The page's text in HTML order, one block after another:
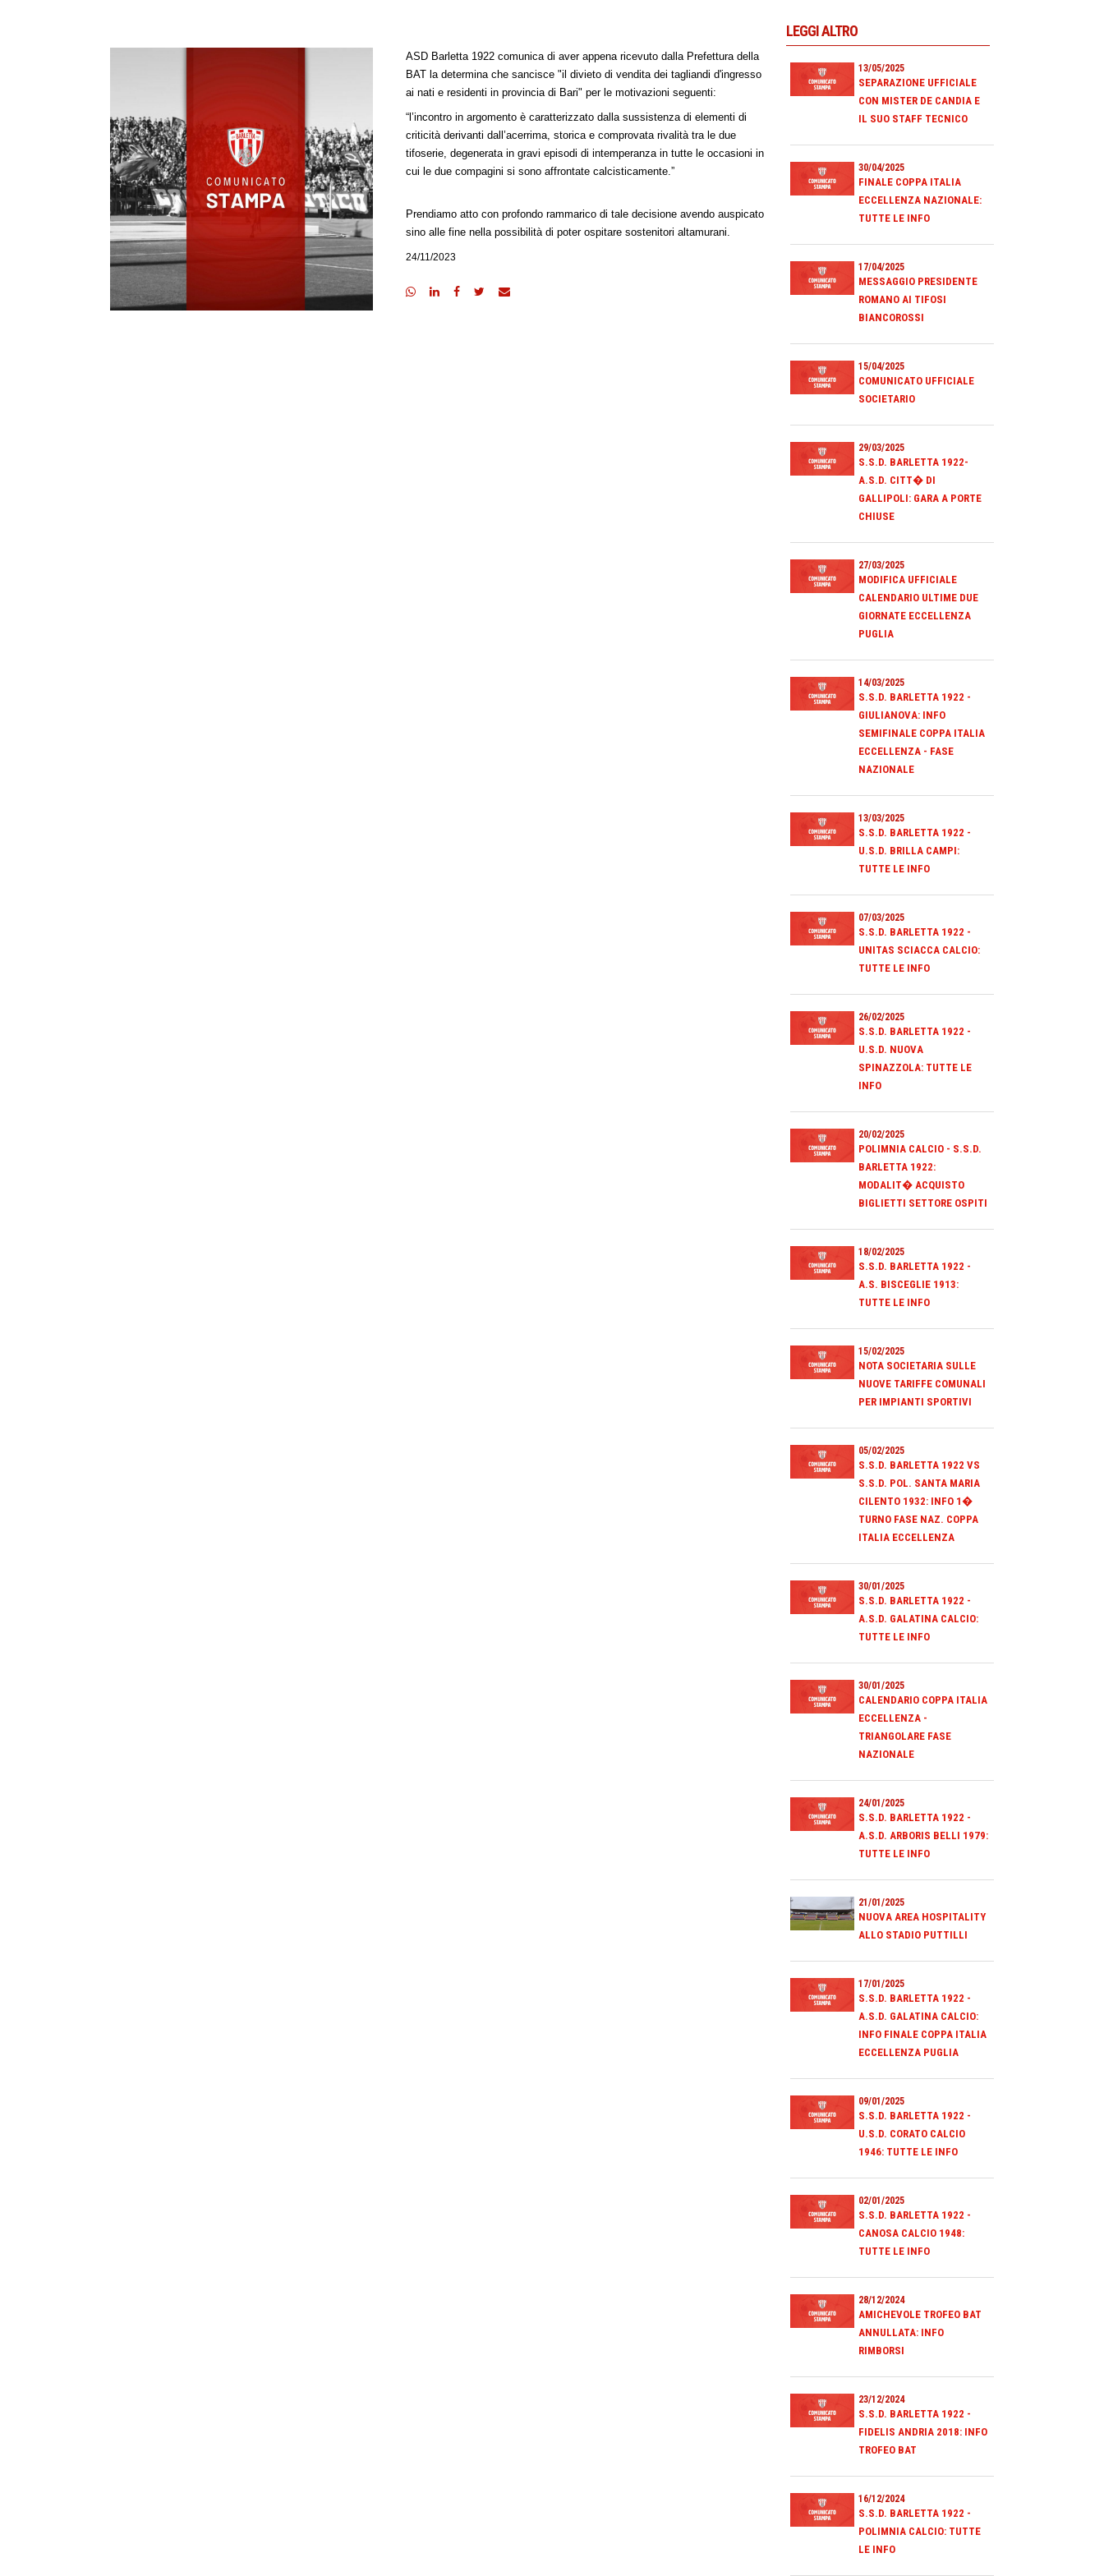
ASD Barletta 1922 comunica di aver appena ricevuto dalla Prefettura della
BAT la determina che sancisce "il divieto di vendita dei tagliandi d'ingresso
ai nati e residenti in provincia di Bari" per le motivazioni seguenti:
“l’incontro in argomento è caratterizzato dalla sussistenza di elementi di
criticità derivanti dall’acerrima, storica e comprovata rivalità tra le due
tifoserie, degenerata in gravi episodi di intemperanza in tutte le occasioni in
cui le due compagini si sono affrontate calcisticamente.”
Prendiamo atto con profondo rammarico di tale decisione avendo auspicato
sino alle fine nella possibilità di poter ospitare sostenitori altamurani.
24/11/2023
LEGGI ALTRO
13/05/2025
SEPARAZIONE UFFICIALE
CON MISTER DE CANDIA E
IL SUO STAFF TECNICO
30/04/2025
FINALE COPPA ITALIA
ECCELLENZA NAZIONALE:
TUTTE LE INFO
17/04/2025
MESSAGGIO PRESIDENTE
ROMANO AI TIFOSI
BIANCOROSSI
15/04/2025
COMUNICATO UFFICIALE
SOCIETARIO
29/03/2025
S.S.D. BARLETTA 1922-
A.S.D. CITT� DI
GALLIPOLI: GARA A PORTE
CHIUSE
27/03/2025
MODIFICA UFFICIALE
CALENDARIO ULTIME DUE
GIORNATE ECCELLENZA
PUGLIA
14/03/2025
S.S.D. BARLETTA 1922 -
GIULIANOVA: INFO
SEMIFINALE COPPA ITALIA
ECCELLENZA - FASE
NAZIONALE
13/03/2025
S.S.D. BARLETTA 1922 -
U.S.D. BRILLA CAMPI:
TUTTE LE INFO
07/03/2025
S.S.D. BARLETTA 1922 -
UNITAS SCIACCA CALCIO:
TUTTE LE INFO
26/02/2025
S.S.D. BARLETTA 1922 -
U.S.D. NUOVA
SPINAZZOLA: TUTTE LE
INFO
20/02/2025
POLIMNIA CALCIO - S.S.D.
BARLETTA 1922:
MODALIT� ACQUISTO
BIGLIETTI SETTORE OSPITI
18/02/2025
S.S.D. BARLETTA 1922 -
A.S. BISCEGLIE 1913:
TUTTE LE INFO
15/02/2025
NOTA SOCIETARIA SULLE
NUOVE TARIFFE COMUNALI
PER IMPIANTI SPORTIVI
05/02/2025
S.S.D. BARLETTA 1922 VS
S.S.D. POL. SANTA MARIA
CILENTO 1932: INFO 1�
TURNO FASE NAZ. COPPA
ITALIA ECCELLENZA
30/01/2025
S.S.D. BARLETTA 1922 -
A.S.D. GALATINA CALCIO:
TUTTE LE INFO
30/01/2025
CALENDARIO COPPA ITALIA
ECCELLENZA -
TRIANGOLARE FASE
NAZIONALE
24/01/2025
S.S.D. BARLETTA 1922 -
A.S.D. ARBORIS BELLI 1979:
TUTTE LE INFO
21/01/2025
NUOVA AREA HOSPITALITY
ALLO STADIO PUTTILLI
17/01/2025
S.S.D. BARLETTA 1922 -
A.S.D. GALATINA CALCIO:
INFO FINALE COPPA ITALIA
ECCELLENZA PUGLIA
09/01/2025
S.S.D. BARLETTA 1922 -
U.S.D. CORATO CALCIO
1946: TUTTE LE INFO
02/01/2025
S.S.D. BARLETTA 1922 -
CANOSA CALCIO 1948:
TUTTE LE INFO
28/12/2024
AMICHEVOLE TROFEO BAT
ANNULLATA: INFO
RIMBORSI
23/12/2024
S.S.D. BARLETTA 1922 -
FIDELIS ANDRIA 2018: INFO
TROFEO BAT
16/12/2024
S.S.D. BARLETTA 1922 -
POLIMNIA CALCIO: TUTTE
LE INFO